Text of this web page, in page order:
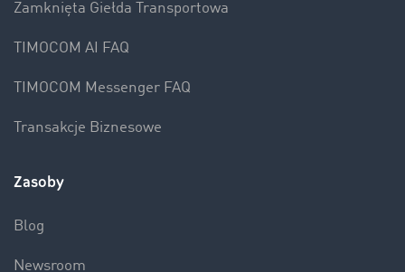
Zamknięta Giełda Transportowa
TIMOCOM AI FAQ
TIMOCOM Messenger FAQ
Transakcje Biznesowe
Zasoby
Blog
Newsroom